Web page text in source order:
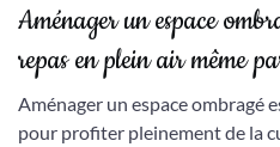
Aménager un espace
repas en plein air même
Aménager un espace ombragé
pour profiter pleinement de la